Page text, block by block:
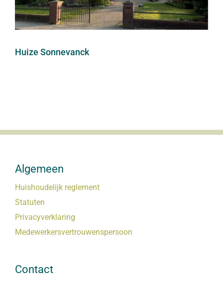
Huize Sonnevanck
Algemeen
Huishoudelijk reglement
Statuten
Privacyverklaring
Medewerkersvertrouwenspersoon
Contact